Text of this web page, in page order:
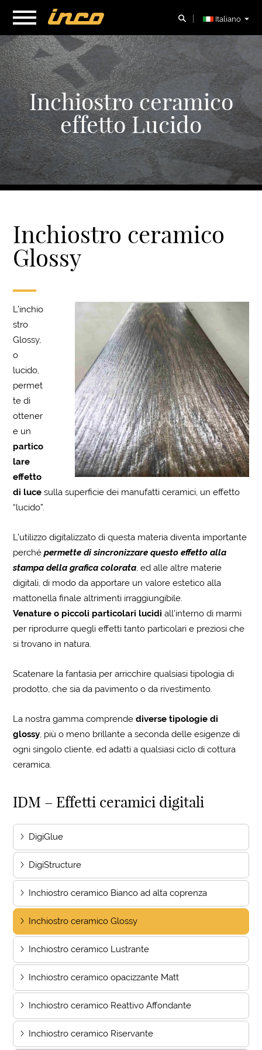
Italiano
Inchiostro ceramico
effetto Lucido
Inchiostro ceramico
Glossy
L’inchio
stro
Glossy,
o
lucido,
permet
te di
ottener
e un
partico
lare
effetto
di luce sulla superficie dei manufatti ceramici, un effetto
“lucido”.
L’utilizzo digitalizzato di questa materia diventa importante
perchépermette di sincronizzare questo effetto alla
stampa della grafica colorata, ed alle altre materie
digitali, di modo da apportare un valore estetico alla
mattonella finale altrimenti irraggiungibile.
Venature o piccoli particolari lucidi all’interno di marmi
per riprodurre quegli effetti tanto particolari e preziosi che
si trovano in natura.
Scatenare la fantasia per arricchire qualsiasi tipologia di
prodotto, che sia da pavimento o da rivestimento.
La nostra gamma comprendediverse tipologie di
glossy, più o meno brillante a seconda delle esigenze di
ogni singolo cliente, ed adatti a qualsiasi ciclo di cottura
ceramica.
IDM – Effetti ceramici digitali
DigiGlue
DigiStructure
Inchiostro ceramico Bianco ad alta coprenza
Inchiostro ceramico Glossy
Inchiostro ceramico Lustrante
Inchiostro ceramico opacizzante Matt
Inchiostro ceramico Reattivo Affondante
Inchiostro ceramico Riservante